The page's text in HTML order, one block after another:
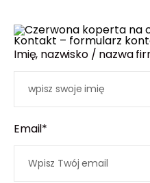
Imię, nazwisko / nazwa
Email*